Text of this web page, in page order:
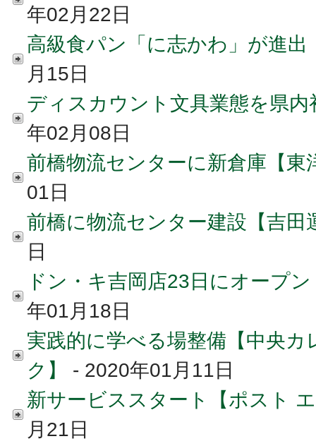
年02月22日
高級食パン「に志かわ」が進出
月15日
ディスカウント文具業態を県
年02月08日
前橋物流センターに新倉庫【東
01日
前橋に物流センター建設【吉田
日
ドン・キ吉岡店23日にオープ
年01月18日
実践的に学べる場整備【中央
ク】
- 2020年01月11日
新サービススタート【ポスト
月21日